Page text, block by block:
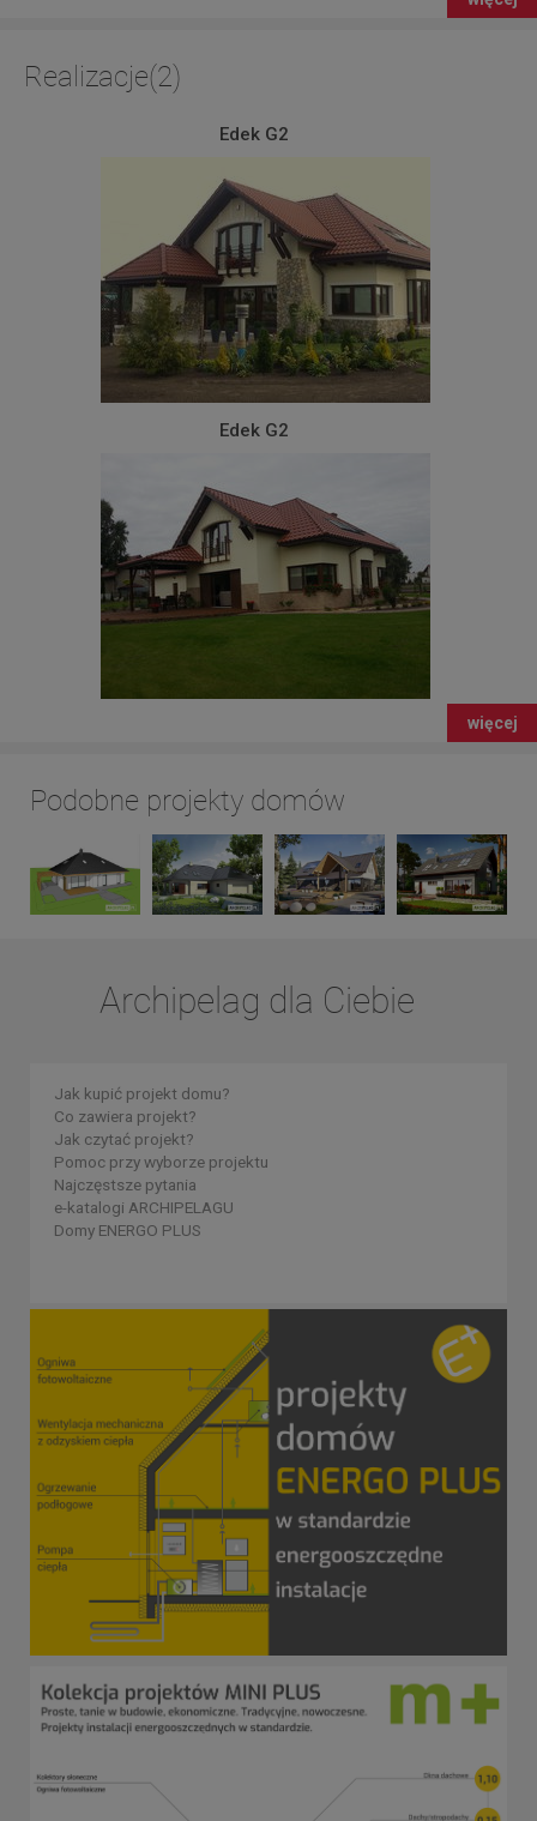
Realizacje(2)
Edek G2
Edek G2
więcej
Podobne projekty domów
Archipelag dla Ciebie
Jak kupić projekt domu?
Co zawiera projekt?
Jak czytać projekt?
Pomoc przy wyborze projektu
Najczęstsze pytania
e-katalogi ARCHIPELAGU
Domy ENERGO PLUS